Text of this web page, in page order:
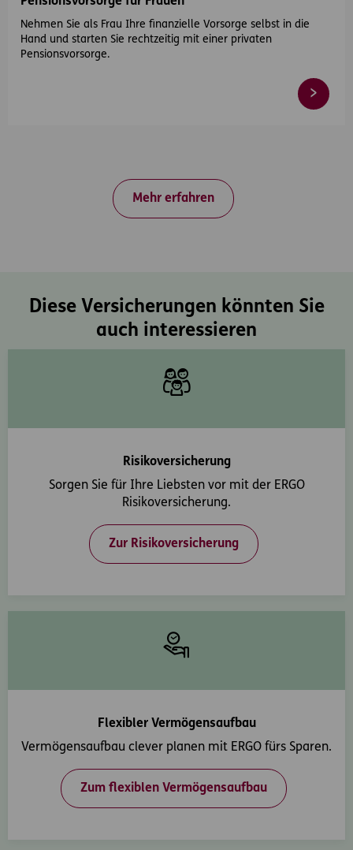
Nehmen Sie als Frau Ihre finanzielle Vorsorge selbst in die
Hand und starten Sie rechtzeitig mit einer privaten
Pensionsvorsorge.
Mehr erfahren
Diese Versicherungen könnten Sie
auch interessieren
Risikoversicherung
Sorgen Sie für Ihre Liebsten vor mit der ERGO
Risikoversicherung.
Zur Risikoversicherung
Flexibler Vermögensaufbau
Vermögensaufbau clever planen mit ERGO fürs Sparen.
Zum flexiblen Vermögensaufbau